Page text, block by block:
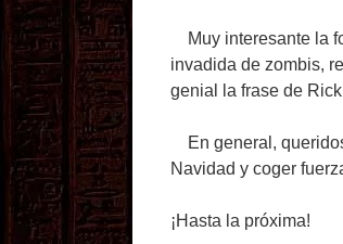
Muy interesante la
invadida de zombis,
genial la frase de
En general,
Navidad y coger
¡Hasta la próxima!